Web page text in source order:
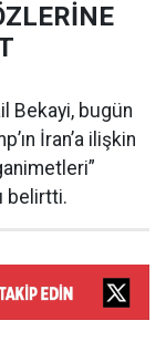
Bekayi, bugün
İran’a ilişkin
belirtti.